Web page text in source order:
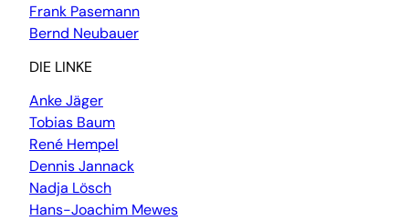
Frank Pasemann
Bernd Neubauer
DIE LINKE
Anke Jäger
Tobias Baum
René Hempel
Dennis Jannack
Nadja Lösch
Hans-Joachim Mewes